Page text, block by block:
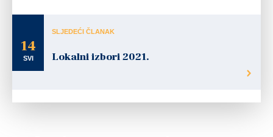
14
SVI
SLJEDEĆI ČLANAK
Lokalni izbori 2021.